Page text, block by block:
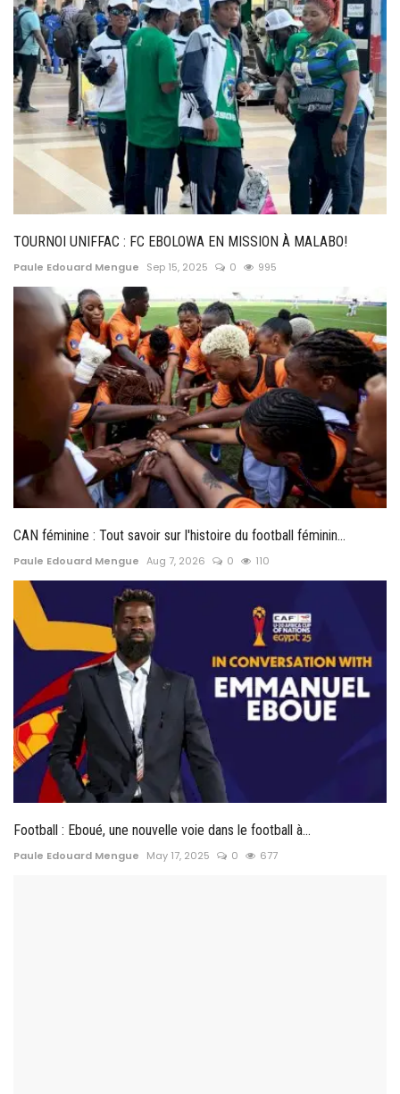
TOURNOI UNIFFAC : FC EBOLOWA EN MISSION À MALABO!
Paule Edouard Mengue Sep 15, 2025 0 995
CAN féminine : Tout savoir sur l'histoire du football féminin...
Paule Edouard Mengue Aug 7, 2026 0 110
Football : Eboué, une nouvelle voie dans le football à...
Paule Edouard Mengue May 17, 2025 0 677